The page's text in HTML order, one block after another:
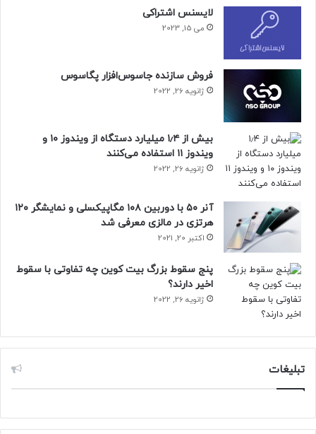
لایسنس اشتراکی
می 15, 2023
فروش سازنده جاسوس‌افزار پگاسوس
ژانویه 26, 2022
بیش از ۱٫۴ میلیارد دستگاه از ویندوز ۱۰ و
ویندوز ۱۱ استفاده می‌کنند
ژانویه 26, 2022
آنر ۵۰ با دوربین ۱۰۸ مگاپیکسلی و نمایشگر ۱۲۰
هرتزی در مالزی معرفی شد
اکتبر 20, 2021
پنج سقوط بزرگ بیت کوین چه تفاوتی با سقوط
اخیر دارند؟
ژانویه 26, 2022
تبلیغات